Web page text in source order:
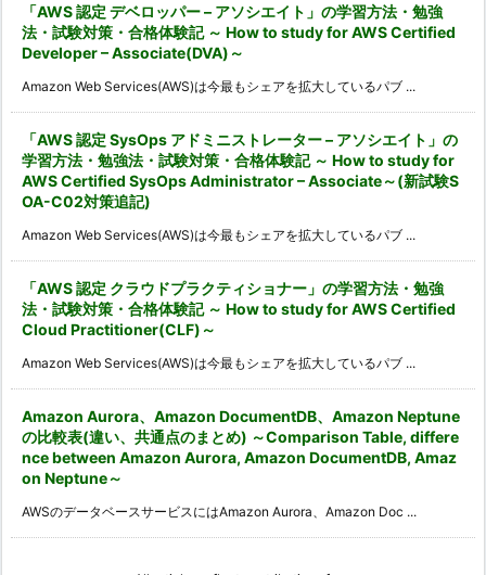
「AWS 認定 デベロッパー – アソシエイト」の学習方法・勉強
法・試験対策・合格体験記 ～ How to study for AWS Certified
Developer – Associate(DVA)～
Amazon Web Services(AWS)は今最もシェアを拡大しているパブ ...
「AWS 認定 SysOps アドミニストレーター – アソシエイト」の
学習方法・勉強法・試験対策・合格体験記 ～ How to study for
AWS Certified SysOps Administrator – Associate～(新試験S
OA-C02対策追記)
Amazon Web Services(AWS)は今最もシェアを拡大しているパブ ...
「AWS 認定 クラウドプラクティショナー」の学習方法・勉強
法・試験対策・合格体験記 ～ How to study for AWS Certified
Cloud Practitioner(CLF)～
Amazon Web Services(AWS)は今最もシェアを拡大しているパブ ...
Amazon Aurora、Amazon DocumentDB、Amazon Neptune
の比較表(違い、共通点のまとめ) ～Comparison Table, differe
nce between Amazon Aurora, Amazon DocumentDB, Amaz
on Neptune～
AWSのデータベースサービスにはAmazon Aurora、Amazon Doc ...